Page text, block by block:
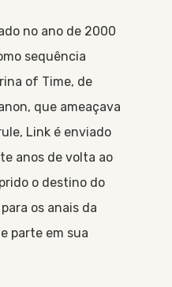
no ano de 2000
sequência
of Time, de
que ameaçava
Link é enviado
anos de volta ao
o destino do
os anais da
parte em sua